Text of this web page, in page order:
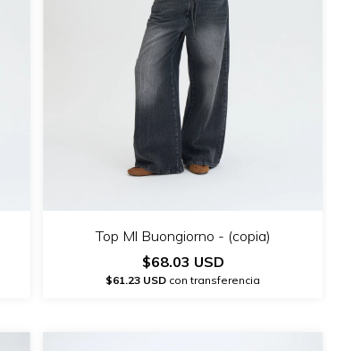
Top Ml Buongiorno - (copia)
$68.03 USD
$61.23 USD con transferencia